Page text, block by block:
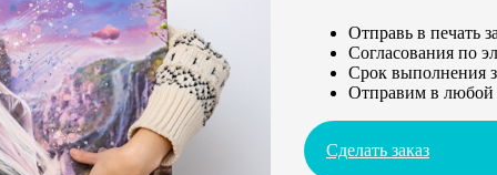
Отправь в печать
Согласования по
Срок выполнения
Отправим в
Сделать заказ